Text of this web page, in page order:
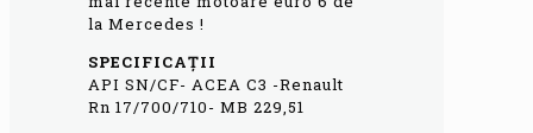
la Mercedes !
SPECIFICAȚII
API SN/CF- ACEA C3 -Renault
Rn 17/700/710- MB 229,51